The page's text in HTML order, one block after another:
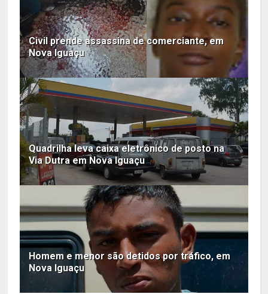
Civil prende assassina de comerciante, em
Nova Iguaçu
Quadrilha leva caixa eletrônico de posto na
Via Dutra em Nova Iguaçu
Homem e menor são detidos por tráfico, em
Nova Iguaçu